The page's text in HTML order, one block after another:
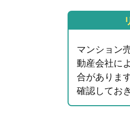
マンション
動産会社に
合がありま
確認してお